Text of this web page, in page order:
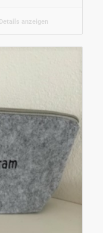
Details anzeigen